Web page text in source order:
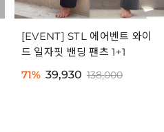
[EVENT] STL 에어벤트 와이
드 일자핏 밴딩 팬츠 1+1
71% 39,930 138,000